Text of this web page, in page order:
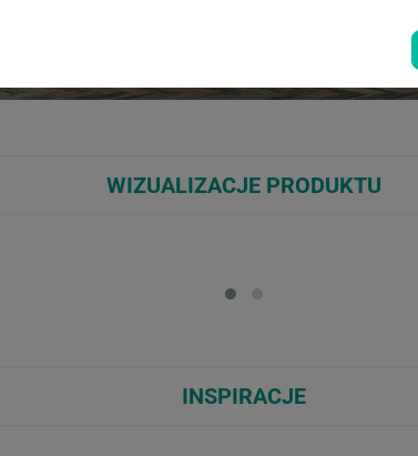
WIZUALIZACJE PRODUKTU
INSPIRACJE